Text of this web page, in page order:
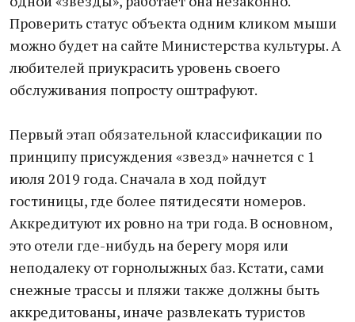
Проверить статус объекта одним кликом мыши
можно будет на сайте Министерства культуры. А
любителей приукрасить уровень своего
обслуживания попросту оштрафуют.
Первый этап обязательной классификации по
принципу присуждения «звезд» начнется с 1
июля 2019 года. Сначала в ход пойдут
гостиницы, где более пятидесяти номеров.
Аккредитуют их ровно на три года. В основном,
это отели где-нибудь на берегу моря или
неподалеку от горнолыжных баз. Кстати, сами
снежные трассы и пляжи также должны быть
аккредитованы, иначе развлекать туристов